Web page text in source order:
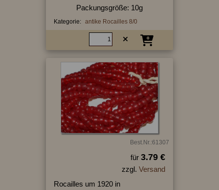
Packungsgröße: 10g
Kategorie: antike Rocailles 8/0
Best.Nr.:61307
für 3.79 €
zzgl. Versand
Rocailles um 1920 in